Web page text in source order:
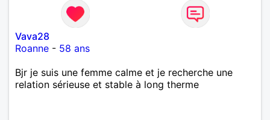
Vava28
Roanne - 58 ans
Bjr je suis une femme calme et je recherche une
relation sérieuse et stable à long therme